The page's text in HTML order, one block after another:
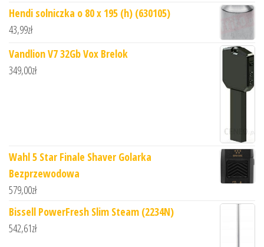
Hendi solniczka o 80 x 195 (h) (630105)
43,99zł
Vandlion V7 32Gb Vox Brelok
349,00zł
Wahl 5 Star Finale Shaver Golarka
Bezprzewodowa
579,00zł
Bissell PowerFresh Slim Steam (2234N)
542,61zł